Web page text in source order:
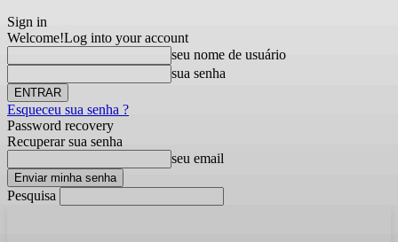
Sign in
Welcome!Log into your account
seu nome de usuário
sua senha
Esqueceu sua senha ?
Password recovery
Recuperar sua senha
seu email
Pesquisa